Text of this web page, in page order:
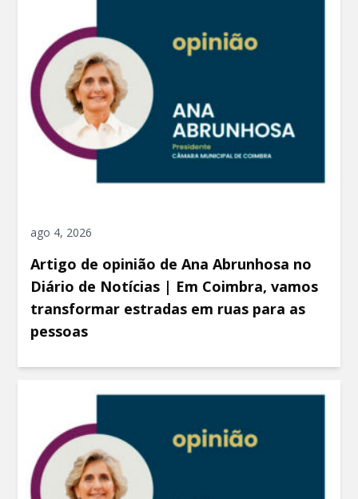
ago 4, 2026
Artigo de opinião de Ana Abrunhosa no
Diário de Notícias | Em Coimbra, vamos
transformar estradas em ruas para as
pessoas